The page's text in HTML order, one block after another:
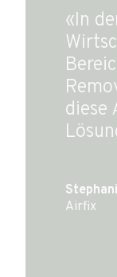
«In
diese
Airfix